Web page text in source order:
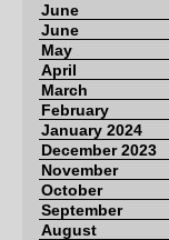
June
June
May
April
March
February
January 2024
December 2023
November
October
September
August